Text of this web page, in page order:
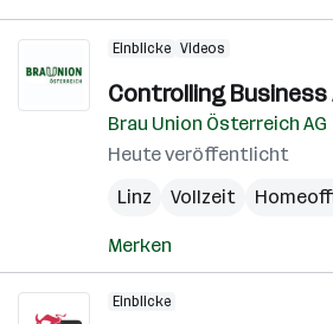
Einblicke Videos
Controlling
Brau Union Österreich AG
Heute veröffentlicht
Linz
Vollzeit
Merken
Einblicke